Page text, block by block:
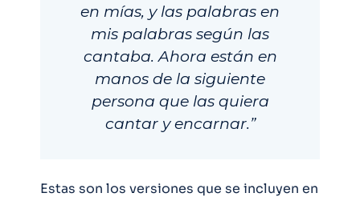
en mías, y las palabras en
mis palabras según las
cantaba. Ahora están en
manos de la siguiente
persona que las quiera
cantar y encarnar.”
Estas son los versiones que se incluyen en